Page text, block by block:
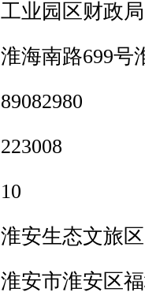
工业园区财政局
淮海南路699号
89082980
223008
10
淮安生态文旅
淮安市淮安区